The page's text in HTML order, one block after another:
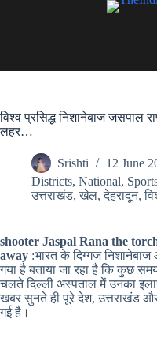
विश्व प्रसिद्ध निशानेबाज जसपाल
लहर…
Srishti
12 June
Districts, National,
उत्तराखंड,खेल,देहरादून,
shooter Jaspal Rana the
away :भारत के दिग्गज
गया है बताया जा रहा है कि कुछ
चलते दिल्ली अस्पताल में उनका
खबर सुनते ही पूरे देश, उत्तराखंड
गई है।